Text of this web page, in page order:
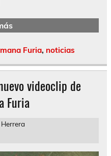
Furia, noticias
videoclip de
Furia